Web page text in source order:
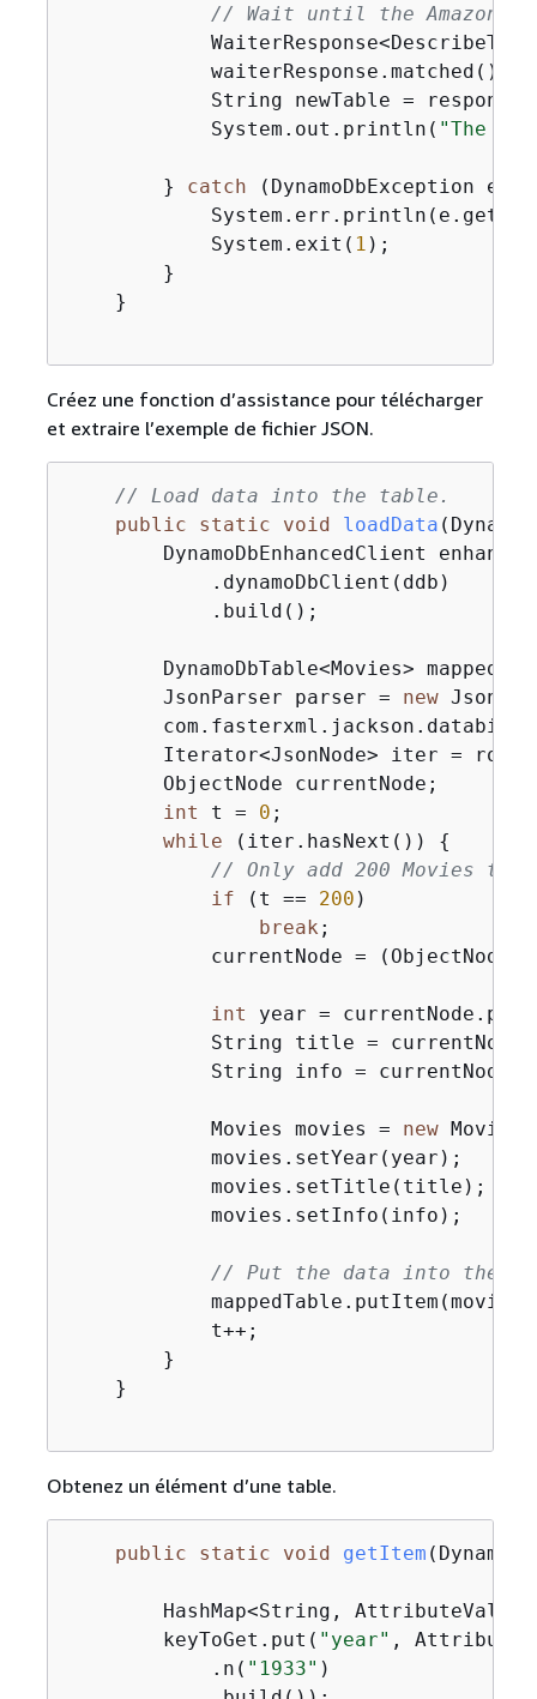
// Wait until the Amazon
String newTable =
            System.out.println(
"The "
        }
catch (DynamoDbException e)
            System.exit(
1 );
        }
    }
Créez une fonction d’assistance pour télécharger
et extraire l’exemple de fichier JSON.
// Load data into the table.
public
static void loadData
DynamoDbEnhancedClient
            .dynamoDbClient(ddb)
            .build();
DynamoDbTable<Movies>
        JsonParser parser =
new
Iterator<JsonNode> iter =
        ObjectNode currentNode;
int t = 0 ;
while (iter.hasNext()) {
// Only add 200 Movies to
if (t == 200 )
break ;
currentNode = (ObjectNode)
int year =
String title =
String info =
            Movies movies =
new
            movies.setYear(year);
            movies.setTitle(title);
            movies.setInfo(info);
// Put the data into the
            t++;
        }
    }
Obtenez un élément d’une table.
public static void getItem
HashMap<String,
        keyToGet.put(
"year" ,
            .n(
"1933" )